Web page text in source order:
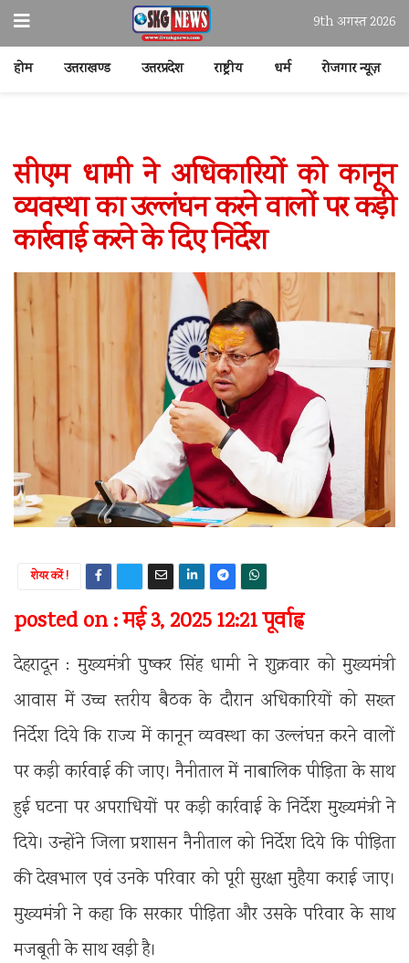
9th अगस्त 2026
होम उत्तराखण्ड उत्तरप्रदेश राष्ट्रीय धर्म रोजगार न्यूज़
सीएम धामी ने अधिकारियों को कानून
व्यवस्था का उल्लंघन करने वालों पर कड़ी
कार्रवाई करने के दिए निर्देश
शेयर करें !
posted on : मई 3, 2025 12:21 पूर्वाह्न
देहरादून : मुख्यमंत्री पुष्कर सिंह धामी ने शुक्रवार को मुख्यमंत्री
आवास में उच्च स्तरीय बैठक के दौरान अधिकारियों को सख्त
निर्देश दिये कि राज्य में कानून व्यवस्था का उल्लंघऩ करने वालों
पर कड़ी कार्रवाई की जाए। नैनीताल में नाबालिक पीड़िता के साथ
हुई घटना पर अपराधियों पर कड़ी कार्रवाई के निर्देश मुख्यमंत्री ने
दिये। उन्होंने जिला प्रशासन नैनीताल को निर्देश दिये कि पीड़िता
की देखभाल एवं उनके परिवार को पूरी सुरक्षा मुहैया कराई जाए।
मुख्यमंत्री ने कहा कि सरकार पीड़िता और उसके परिवार के साथ
मजबूती के साथ खड़ी है।